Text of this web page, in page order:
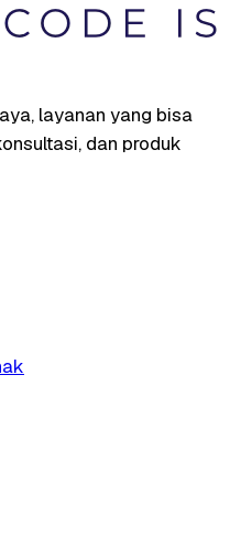
layanan yang bisa
dan produk